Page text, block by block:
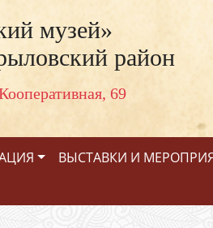
музей»
район
69
ВЫСТАВКИ И